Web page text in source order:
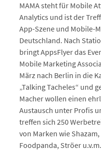
MAMA steht für Mobile
Analytics und ist der
App-Szene und Mobile-
Deutschland. Nach
bringt AppsFlyer das
Mobile Marketing
März nach Berlin in die
„Talking Tacheles“ und
Macher wollen einen
Austausch unter Profis
treffen sich 250
von Marken wie
Foodpanda, Ströer u.v.m.